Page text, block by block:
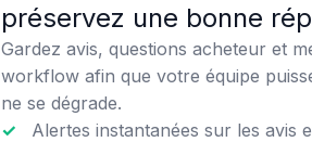
préservez une bonne
Gardez avis, questions acheteur et
workflow afin que votre équipe
ne se dégrade.
✓
Alertes instantanées sur les avis